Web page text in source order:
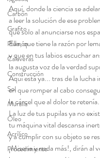
Carbón
Grafito
Plumón
Calaveras
Construcción
Sol
Muralla
Óleo
Acrílico
Procedimiento
Aquí, donde la ciencia se
a leer la solución de ese
que solo al anunciarse nos
Ella, que tiene la razón por
y que en tus labios escuchar
la augusta voz de la verdad
Aquí está ya... tras de la lucha
en que romper al cabo
la cárcel que al dolor te retenía.
La luz de tus pupilas ya no
tu máquina vital descansa
y a cumplir con su objeto se
¡Miseria y nada más!, dirán al